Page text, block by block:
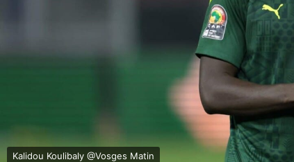
Kalidou Koulibaly @Vosges Matin